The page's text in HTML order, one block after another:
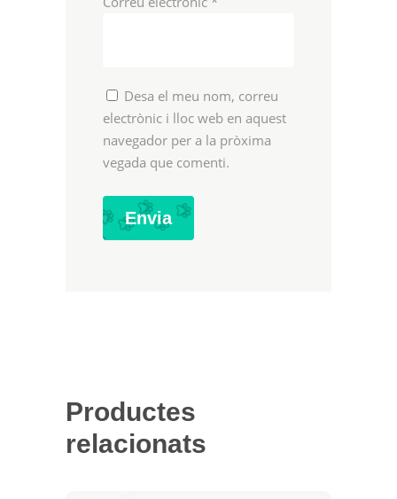
Desa el meu nom, correu
electrònic i lloc web en aquest
navegador per a la pròxima
vegada que comenti.
Productes
relacionats